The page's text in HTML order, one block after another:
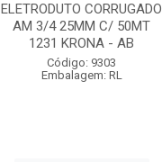
ELETRODUTO CORRUGADO
AM 3/4 25MM C/ 50MT
1231 KRONA - AB
Código: 9303
Embalagem: RL